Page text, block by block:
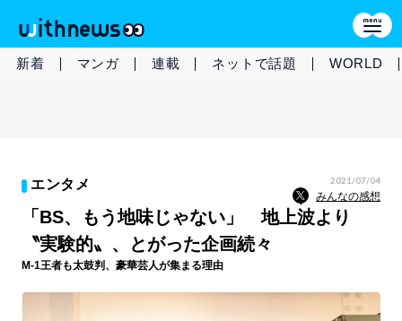
新着 マンガ 連載 ネットで話題 WORLD
エンタメ 2021/07/04
みんなの感想
「BS、もう地味じゃない」 地上波より
〝実験的〟、とがった企画続々
M-1王者も太鼓判、豪華芸人が集まる理由